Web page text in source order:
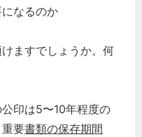
なるのか
ますでしょうか。何
印は5〜10年程度の
要書類の保存期間